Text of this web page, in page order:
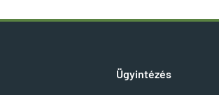
Ügyintézés